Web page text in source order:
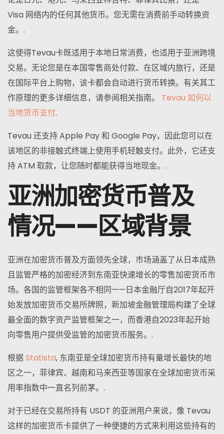
Visa 网络内的任何其他货币。您无需在消费前手动转换资
金。.
这使得Tevau卡既适用于本地日常消费，也适用于亚洲跨境
交易。无论您是在本国零售商处付款、在区域内旅行，还是
在国际平台上购物，该卡都会自动进行货币转换。有关其工
作原理的更多详细信息，请参阅相关指南。 Tevau 如何以
当地货币支付.
Tevau 还支持 Apple Pay 和 Google Pay，因此您可以在
该地区的非接触式终端上使用手机轻触支付。此外，它还支
持 ATM 取款，让您随时都能获得当地现金。.
亚洲加密货币普及
情况——区域背景
亚洲在加密货币普及方面领先全球，市场涵盖了从日本成熟
且监管严格的加密经济到东南亚快速增长的零售加密货币市
场。各国的监管框架各不相同——日本金融厅自2017年起开
始发放加密货币交易所牌照，新加坡金融管理局构建了全球
最全面的数字资产监管框架之一，而香港自2023年起开始
向零售用户提供受监管的加密货币服务。.
根据Statista, 东南亚是全球加密货币持有量增长最快的地
区之一，菲律宾、越南和马来西亚等国家在全球加密货币采
用率指数中一直名列前茅。.
对于已经在交易所持有 USDT 的亚洲用户来说，像 Tevau
这样的加密货币卡提供了一种便捷的方式来利用这些持有的